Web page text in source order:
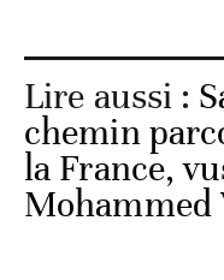
Lire aussi :
chemin
la France,
Mohammed